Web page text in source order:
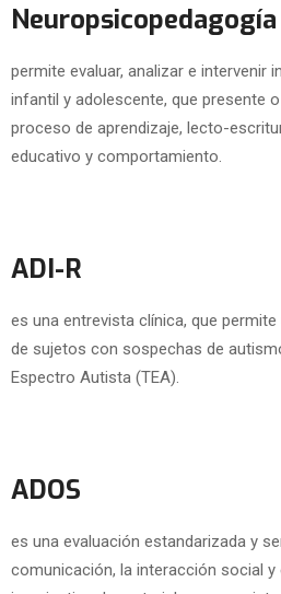
Neuropsicopedagogía
permite evaluar, analizar e intervenir
infantil y adolescente, que presente
proceso de aprendizaje, lecto-
educativo y comportamiento.
ADI-R
es una entrevista clínica, que
de sujetos con sospechas de
Espectro Autista (TEA).
ADOS
es una evaluación estandarizada y
comunicación, la interacción social y